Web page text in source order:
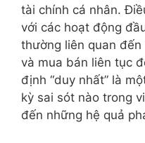
tài chính cá nhân.
với các hoạt động
thường liên quan
và mua bán liên tục
định “duy nhất” là
kỳ sai sót nào trong
đến những hệ quả